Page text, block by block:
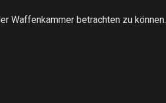
Waffenkammer betrachten zu können.